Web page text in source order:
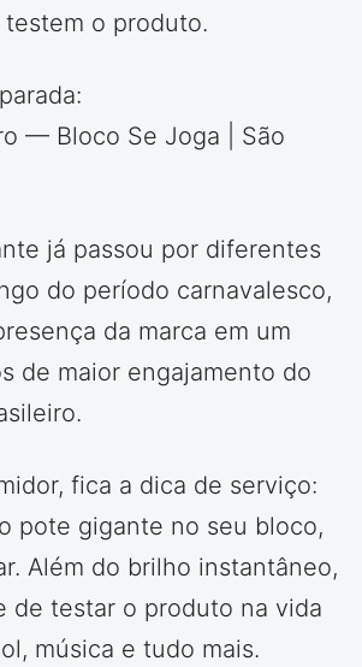
testem o produto.
— Bloco Se Joga | São
já passou por diferentes
do período carnavalesco,
da marca em um
de maior engajamento do
fica a dica de serviço:
pote gigante no seu bloco,
Além do brilho instantâneo,
de testar o produto na vida
música e tudo mais.